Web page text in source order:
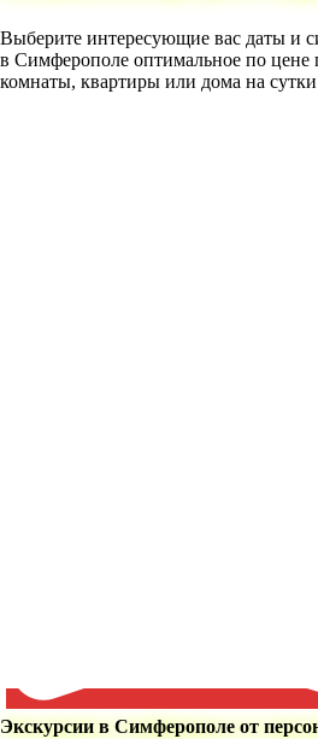
Выберите интересующие вас даты и
в Симферополе оптимальное по цене
комнаты, квартиры или дома на
Экскурсии в Симферополе от